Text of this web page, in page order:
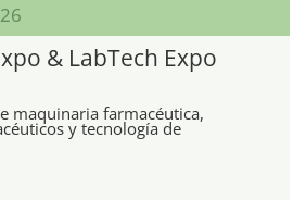
& LabTech Expo
maquinaria farmacéutica,
y tecnología de